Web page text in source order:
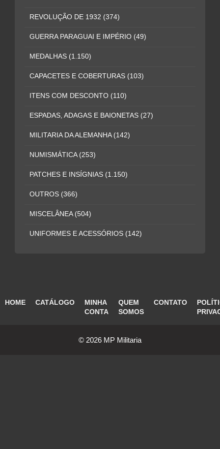
REVOLUÇÃO DE 1932 (374)
GUERRA PARAGUAI E IMPÉRIO (49)
MEDALHAS (1.150)
CAPACETES E COBERTURAS (103)
ITENS COM DESCONTO (110)
ESPADAS, ADAGAS E BAIONETAS (27)
MILITARIA DA ALEMANHA (142)
NUMISMÁTICA (253)
PATCHES E INSÍGNIAS (1.150)
OUTROS (366)
MISCELÂNEA (504)
UNIFORMES E ACESSÓRIOS (142)
HOME CATÁLOGO
MINHA
CONTA
QUEM
SOMOS
CONTATO
© 2026 MP Militaria